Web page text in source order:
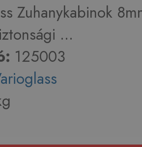
Zuhanykabinok
...
125003